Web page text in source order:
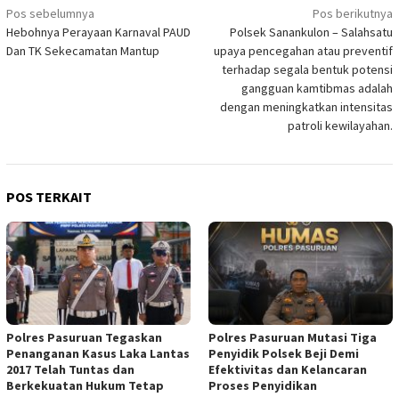
Navigasi
pos
Pos sebelumnya
Hebohnya Perayaan Karnaval PAUD
Dan TK Sekecamatan Mantup
Pos berikutnya
Polsek Sanankulon – Salahsatu
upaya pencegahan atau preventif
terhadap segala bentuk potensi
gangguan kamtibmas adalah
dengan meningkatkan intensitas
patroli kewilayahan.
POS TERKAIT
Polres Pasuruan Tegaskan
Penanganan Kasus Laka Lantas
2017 Telah Tuntas dan
Berkekuatan Hukum Tetap
Polres Pasuruan Mutasi Tiga
Penyidik Polsek Beji Demi
Efektivitas dan Kelancaran
Proses Penyidikan